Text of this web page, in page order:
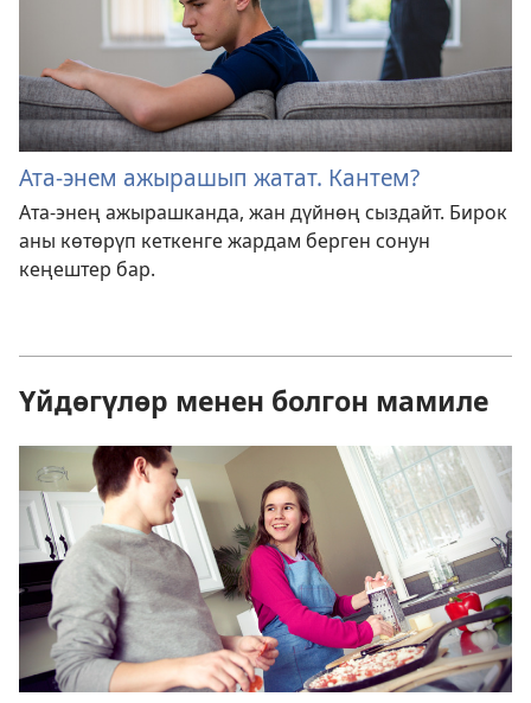
Ата-энем ажырашып жатат. Кантем?
Ата-энең ажырашканда, жан дүйнөң сыздайт. Бирок
аны көтөрүп кеткенге жардам берген сонун
кеңештер бар.
Үйдөгүлөр менен болгон мамиле